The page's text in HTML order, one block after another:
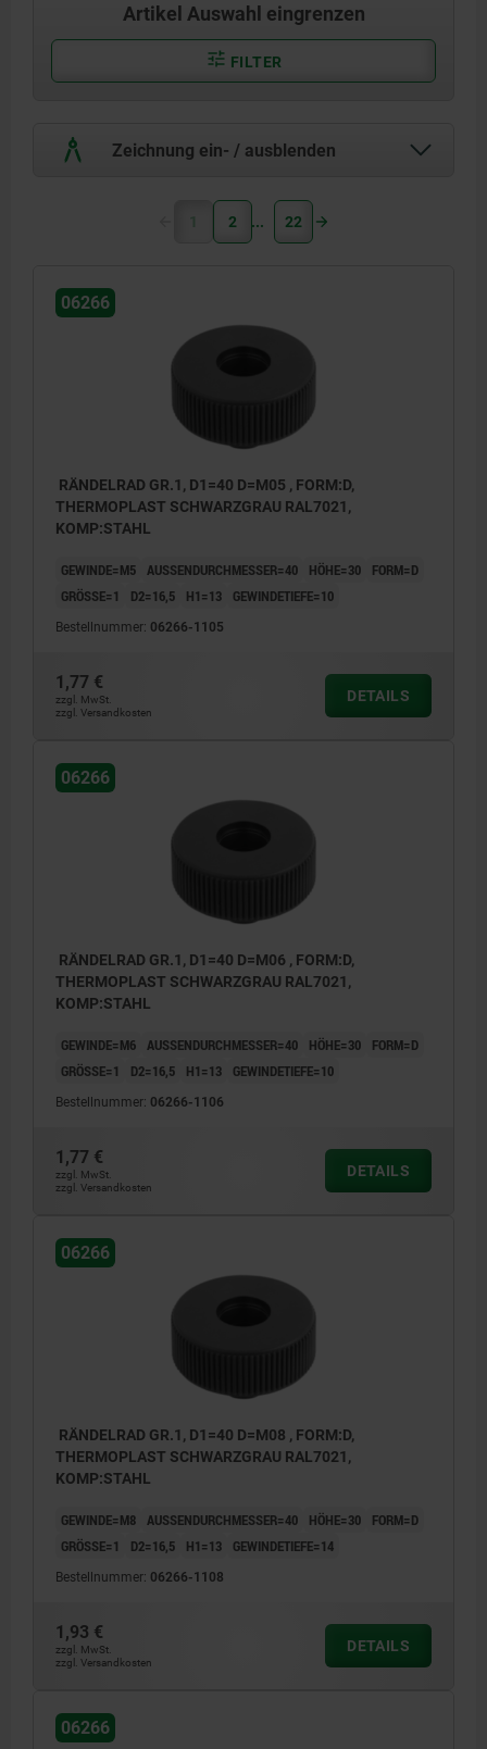
Artikel Auswahl eingrenzen
FILTER
Zeichnung ein- / ausblenden
Form K: Gewindebuchse, mit Deckel
Form E: Passbuchse, ohne Deckel
Form H: Passbuchse, mit Deckel
1 2 22
06266
RÄNDELRAD GR.1, D1=40 D=M05 , FORM:D,
THERMOPLAST SCHWARZGRAU RAL7021,
KOMP:STAHL
GEWINDE=M5 AUSSENDURCHMESSER=40 HÖHE=30
FORM=D
GRÖSSE=1
D2=16,5 H1=13 GEWINDETIEFE=10
Bestellnummer: 06266-1105
1,77 €
zzgl. MwSt.
zzgl. Versandkosten
DETAILS
06266
RÄNDELRAD GR.1, D1=40 D=M06 , FORM:D,
THERMOPLAST SCHWARZGRAU RAL7021,
KOMP:STAHL
GEWINDE=M6 AUSSENDURCHMESSER=40 HÖHE=30
FORM=D
GRÖSSE=1
D2=16,5 H1=13 GEWINDETIEFE=10
Bestellnummer: 06266-1106
1,77 €
zzgl. MwSt.
zzgl. Versandkosten
DETAILS
06266
RÄNDELRAD GR.1, D1=40 D=M08 , FORM:D,
THERMOPLAST SCHWARZGRAU RAL7021,
KOMP:STAHL
GEWINDE=M8 AUSSENDURCHMESSER=40 HÖHE=30
FORM=D
GRÖSSE=1
D2=16,5 H1=13 GEWINDETIEFE=14
Bestellnummer: 06266-1108
1,93 €
zzgl. MwSt.
zzgl. Versandkosten
DETAILS
06266